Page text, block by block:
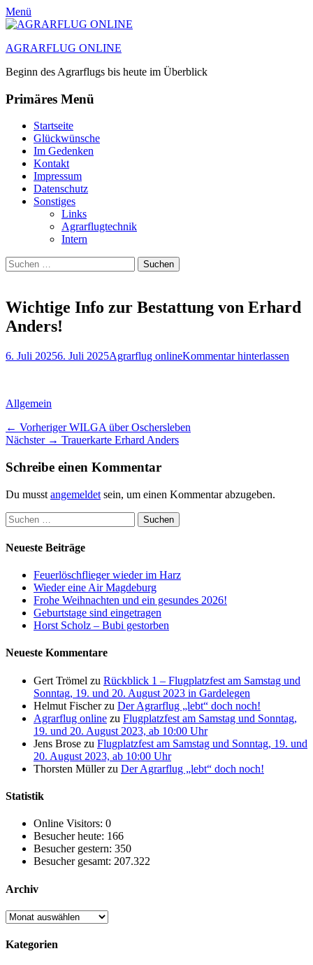
Menü
AGRARFLUG ONLINE
Beginn des Agrarflugs bis heute im Überblick
Primäres Menü
Zum
Inhalt
springen
Startseite
Glückwünsche
Im Gedenken
Kontakt
Impressum
Datenschutz
Sonstiges
Links
Agrarflugtechnik
Intern
Suchen
Suchen
nach:
Wichtige Info zur Bestattung von Erhard
Anders!
Posted
6. Juli 20256. Juli 2025Autor
Agrarflug onlineKommentar hinterlassen
Kategorien
Allgemein
Beitragsnavigation
← Vorheriger Vorheriger
Beitrag:
WILGA über Oschersleben
Nächster → Nächster
Trauerkarte Erhard Anders
Schreibe einen Kommentar
Du musst angemeldet sein, um einen Kommentar abzugeben.
Suchen
nach:
Neueste Beiträge
Feuerlöschflieger wieder im Harz
Wieder eine Air Magdeburg
Frohe Weihnachten und ein gesundes 2026!
Geburtstage sind eingetragen
Horst Scholz – Bubi gestorben
Neueste Kommentare
Gert Trömel zu Rückblick 1 – Flugplatzfest am Samstag und
Sonntag, 19. und 20. August 2023 in Gardelegen
Helmut Fischerzu Der Agrarflug „lebt“ doch noch!
Agrarflug online zu Flugplatzfest am Samstag und Sonntag,
19. und 20. August 2023, ab 10:00 Uhr
Jens Brose zu Flugplatzfest am Samstag und Sonntag, 19. und
20. August 2023, ab 10:00 Uhr
Thorsten Müllerzu Der Agrarflug „lebt“ doch noch!
Statistik
Online Visitors: 0
Besucher heute: 166
Besucher gestern: 350
Besucher gesamt: 207.322
Archiv
Archiv
Kategorien